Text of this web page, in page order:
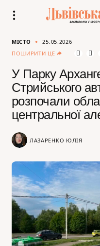
МІСТО
25.05.2026
ПОШИРИТИ ЦЕ
У Парку
Стрийського
розпочали
центральної
ЛАЗАРЕНКО ЮЛІЯ